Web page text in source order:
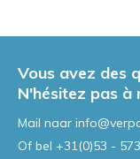
Vous avez des
N'hésitez pas à
Mail naar
Of bel +31(0)53 -